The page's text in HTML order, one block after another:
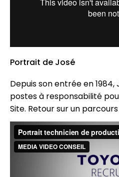
Portrait de José
Depuis son entrée en
postes à responsabilité
Site. Retour sur un